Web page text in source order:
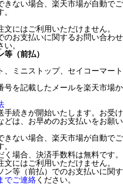
きない場合、楽天市場が自動でご
にはご利用いただけません。
お支払いに関するお問い合わせ
い。
（前払）
、ミニストップ、セイコーマート
号を記載したメールを楽天市場か
手続きが開始いたします。お受け
どは、お早めのお支払いをお願い
きない場合、楽天市場が自動でご
場合、決済手数料は無料です。
にはご利用いただけません。
等（前払）でのお支払いに関す
でご連絡 ください。